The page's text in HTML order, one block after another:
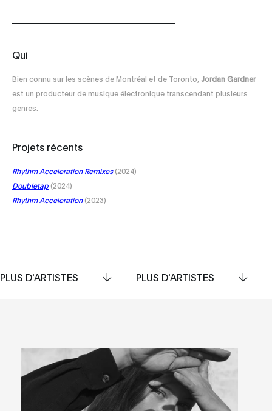
Qui
Bien connu sur les scènes de Montréal et de Toronto, Jordan Gardner
est un producteur de musique électronique transcendant plusieurs
genres.
Projets récents
Rhythm Acceleration Remixes(2024)
Doubletap (2024)
Rhythm Acceleration(2023)
PLUS D'ARTISTES PLUS D'ARTISTES